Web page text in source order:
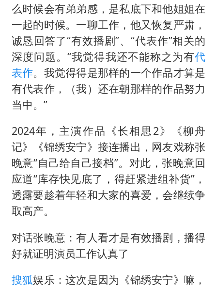
坚持党全面领导和党中央集中统一领导
么时候会有弟弟感，是私底下和他姐姐在
一起的时候。一聊工作，他又恢复严肃，
诚恳回答了“有效播剧”、“代表作”相关的
深度问题。“我觉得我还不能称之为有代
表作。我觉得得是那样的一个作品才算是
有代表作，（我）还在朝那样的作品努力
当中。”
2024年，主演作品《长相思2》《柳舟
记》《锦绣安宁》接连播出，网友戏称张
晚意“自己给自己接档”。对此，张晚意回
应道“库存快见底了，得赶紧进组补货”，
透露要趁着年轻和大家的喜爱，会继续争
取高产。
对话张晚意：有人看才是有效播剧，播得
好就证明演员工作认真了
搜狐娱乐：这次是因为《锦绣安宁》嘛，